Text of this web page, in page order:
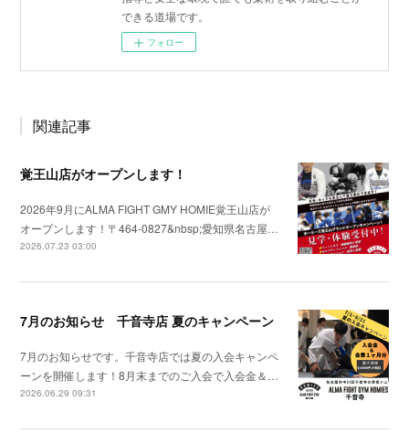
できる道場です。
フォロー
関連記事
覚王山店がオープンします！
2026年9月にALMA FIGHT GMY HOMIE覚王山店が
オープンします！〒464-0827&nbsp;愛知県名古屋…
2026.07.23 03:00
7月のお知らせ 千音寺店 夏のキャンペーン
7月のお知らせです。千音寺店では夏の入会キャンペ
ーンを開催します！8月末までのご入会で入会金＆…
2026.06.29 09:31